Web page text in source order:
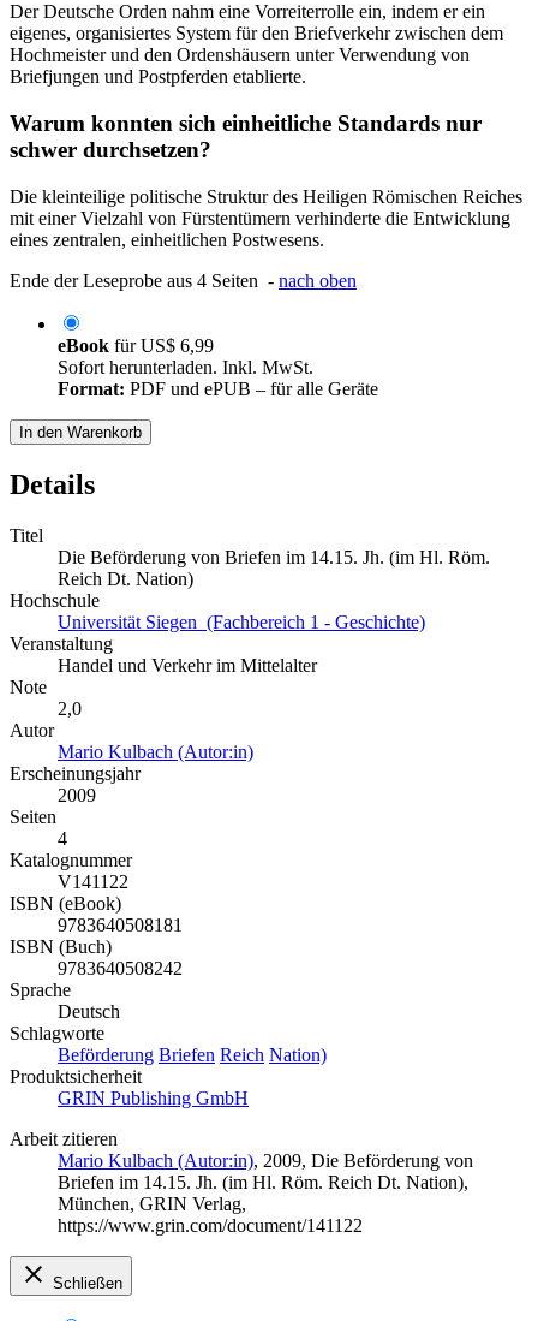
Der Deutsche Orden nahm eine Vorreiterrolle ein, indem er ein
eigenes, organisiertes System für den Briefverkehr zwischen dem
Hochmeister und den Ordenshäusern unter Verwendung von
Briefjungen und Postpferden etablierte.
Warum konnten sich einheitliche Standards nur
schwer durchsetzen?
Die kleinteilige politische Struktur des Heiligen Römischen Reiches
mit einer Vielzahl von Fürstentümern verhinderte die Entwicklung
eines zentralen, einheitlichen Postwesens.
Ende der Leseprobe aus 4 Seiten - nach oben
eBook fürUS$ 6,99
Sofort herunterladen. Inkl. MwSt.
Format: PDF und ePUB – für alle Geräte
In den Warenkorb
Details
Titel
Die Beförderung von Briefen im 14.15. Jh. (im Hl. Röm.
Reich Dt. Nation)
Hochschule
Universität Siegen (Fachbereich 1 - Geschichte)
Veranstaltung
Handel und Verkehr im Mittelalter
Note
2,0
Autor
Mario Kulbach (Autor:in)
Erscheinungsjahr
2009
Seiten
4
Katalognummer
V141122
ISBN (eBook)
9783640508181
ISBN (Buch)
9783640508242
Sprache
Deutsch
Schlagworte
Beförderung Briefen Reich Nation)
Produktsicherheit
GRIN Publishing GmbH
Arbeit zitieren
Mario Kulbach (Autor:in), 2009, Die Beförderung von
Briefen im 14.15. Jh. (im Hl. Röm. Reich Dt. Nation),
München, GRIN Verlag,
https://www.grin.com/document/141122
Schließen